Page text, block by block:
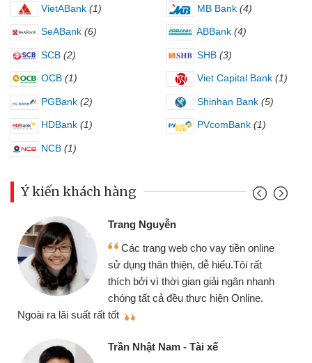
VietABank (1) MB Bank (4)
SeABank (6) ABBank (4)
SCB (2) SHB (3)
OCB (1) Viet Capital Bank (1)
PGBank (2) Shinhan Bank (5)
HDBank (1) PVcomBank (1)
NCB (1)
Ý kiến khách hàng
web cho vay tiền online
thiện, dễ hiểu.Tôi rất
gian giải ngân nhanh
thực hiện Online.
- Tài xế
chiếc xe wave
cần gặp mặt nên